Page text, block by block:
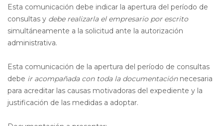
Esta comunicación debe indicar la apertura del período de
consultas y debe realizarla el empresario por escrito
simultáneamente a la solicitud ante la autorización
administrativa.
Esta comunicación de la apertura del período de consultas
debe ir acompañada con toda la documentaciónnecesaria
para acreditar las causas motivadoras del expediente y la
justificación de las medidas a adoptar.